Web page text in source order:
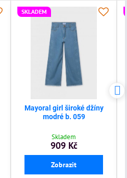
SKLADEM
Mayoral girl široké džíny
modré b. 059
Skladem
909 Kč
Zobrazit